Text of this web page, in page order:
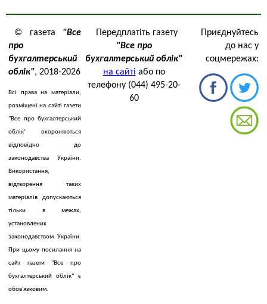
© газета "Все
про
бухгалтерський
облік", 2018-2026
Всі права на матеріали,
розміщені на сайті газети
"Все про бухгалтерський
облік" охороняються
відповідно до
законодавства України.
Використання,
відтворення таких
матеріалів допускаються
тільки в межах,
установлених
законодавством України.
При цьому посилання на
сайт газети "Все про
бухгалтерський облік" є
обов'язковим.
Передплатіть газету
"Все про
бухгалтерський облік"
на сайті або по
телефону (044) 495-20-
60
Приєднуйтесь
до нас у
соцмережах: